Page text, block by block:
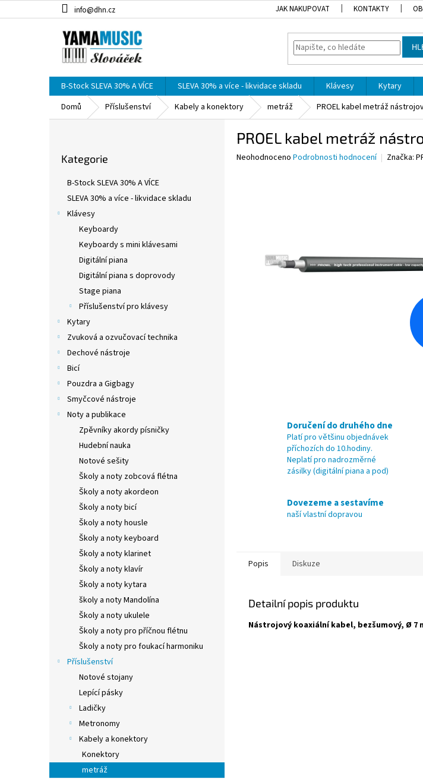
na
info@dhn.cz JAK NAKUPOVAT KONTAKTY
B-Stock SLEVA 30% A VÍCE SLEVA 30% a více - likvidace skladu Klávesy Kytary
Domů
Příslušenství Kabely a konektory metráž PROEL kabel metráž
kategorie
Kategorie
B-Stock SLEVA 30% A VÍCE
SLEVA 30% a více - likvidace skladu
Klávesy
Keyboardy
Keyboardy s mini klávesami
Digitální piana
Digitální piana s doprovody
Stage piana
Příslušenství pro klávesy
Kytary
Zvuková a ozvučovací technika
Dechové nástroje
Bicí
Pouzdra a Gigbagy
Smyčcové nástroje
Noty a publikace
Zpěvníky akordy písničky
Hudební nauka
Notové sešity
Školy a noty zobcová flétna
Školy a noty akordeon
Školy a noty bicí
Školy a noty housle
Školy a noty keyboard
Školy a noty klarinet
Školy a noty klavír
Školy a noty kytara
školy a noty Mandolína
Školy a noty ukulele
Školy a noty pro příčnou flétnu
Školy a noty pro foukací harmoniku
Příslušenství
Notové stojany
Lepící pásky
Ladičky
Metronomy
Kabely a konektory
Konektory
metráž
PROEL kabel metráž
Průměrné
Neohodnoceno Podrobnosti hodnocení Značka:
Doručení do druhého dne
Platí pro většinu objednávek
příchozích do 10.hodiny.
Neplatí pro nadrozměrné
zásilky (digitální piana a pod)
Dovezeme a sestavíme
naší vlastní dopravou
Popis Diskuze
Detailní popis produktu
Nástrojový koaxiální kabel, bezšumový, Ø 7